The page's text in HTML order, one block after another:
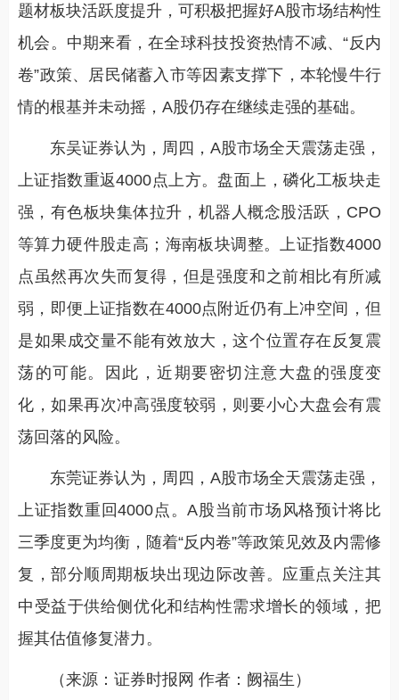
题材板块活跃度提升，可积极把握好A股市场结构性
机会。中期来看，在全球科技投资热情不减、“反内
卷”政策、居民储蓄入市等因素支撑下，本轮慢牛行
情的根基并未动摇，A股仍存在继续走强的基础。
东吴证券认为，周四，A股市场全天震荡走强，
上证指数重返4000点上方。盘面上，磷化工板块走
强，有色板块集体拉升，机器人概念股活跃，CPO
等算力硬件股走高；海南板块调整。上证指数4000
点虽然再次失而复得，但是强度和之前相比有所减
弱，即便上证指数在4000点附近仍有上冲空间，但
是如果成交量不能有效放大，这个位置存在反复震
荡的可能。因此，近期要密切注意大盘的强度变
化，如果再次冲高强度较弱，则要小心大盘会有震
荡回落的风险。
东莞证券认为，周四，A股市场全天震荡走强，
上证指数重回4000点。A股当前市场风格预计将比
三季度更为均衡，随着“反内卷”等政策见效及内需修
复，部分顺周期板块出现边际改善。应重点关注其
中受益于供给侧优化和结构性需求增长的领域，把
握其估值修复潜力。
（来源：证券时报网 作者：阙福生）